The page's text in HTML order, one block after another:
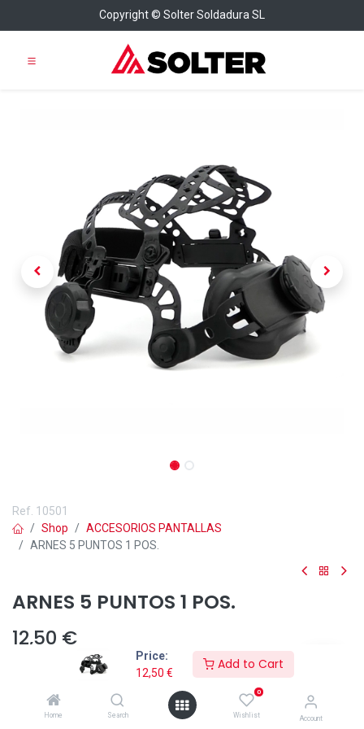
Price:
12,50 €
Add to Cart
Home Search
0
Wishlist Account
Copyright © Solter Soldadura SL
Ref. 10501
Shop
ACCESORIOS PANTALLAS
ARNES 5 PUNTOS 1 POS.
ARNES 5 PUNTOS 1 POS.
12,50 €
Añadir a lista de deseos